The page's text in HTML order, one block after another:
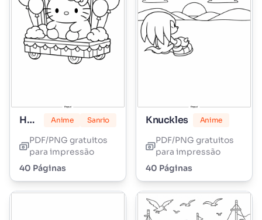
Hello Kitty Marshmallow Anime Sanrio
PDF/PNG gratuitos
para impressão
40 Páginas
Knuckles Anime
PDF/PNG gratuitos
para impressão
40 Páginas